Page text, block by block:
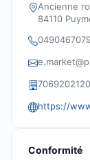
Ancienne
84110
https://
Conformité